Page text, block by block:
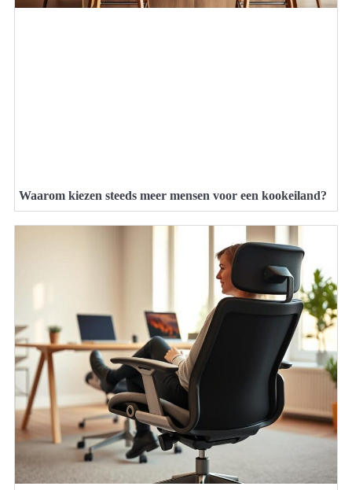
Waarom kiezen steeds meer mensen voor een kookeiland?